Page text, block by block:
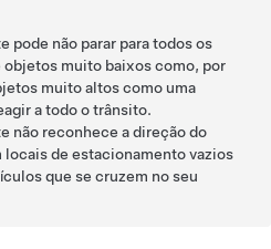
pode não parar para todos os
muito baixos como, por
muito altos como uma
a todo o trânsito.
não reconhece a direção do
locais de estacionamento vazios
que se cruzem no seu